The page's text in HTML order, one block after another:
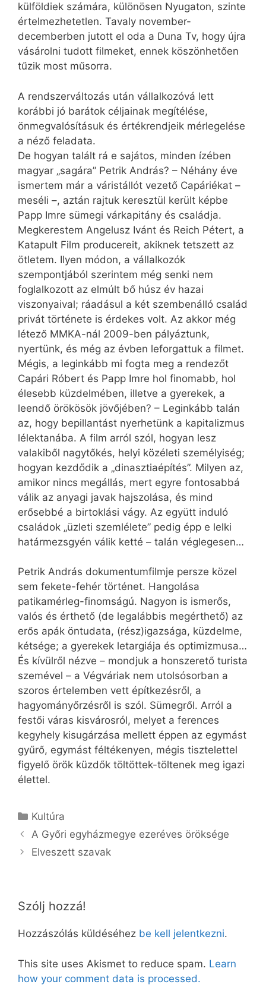
külföldiek számára, különösen Nyugaton, szinte
értelmezhetetlen. Tavaly november-
decemberben jutott el oda a Duna Tv, hogy újra
vásárolni tudott filmeket, ennek köszönhetően
tűzik most műsorra.
A rendszerváltozás után vállalkozóvá lett
korábbi jó barátok céljainak megítélése,
önmegvalósításuk és értékrendjeik mérlegelése
a néző feladata.
De hogyan talált rá e sajátos, minden ízében
magyar „sagára” Petrik András? – Néhány éve
ismertem már a váristállót vezető Capáriékat –
meséli –, aztán rajtuk keresztül került képbe
Papp Imre sümegi várkapitány és családja.
Megkerestem Angelusz Ivánt és Reich Pétert, a
Katapult Film producereit, akiknek tetszett az
ötletem. Ilyen módon, a vállalkozók
szempontjából szerintem még senki nem
foglalkozott az elmúlt bő húsz év hazai
viszonyaival; ráadásul a két szembenálló család
privát története is érdekes volt. Az akkor még
létező MMKA-nál 2009-ben pályáztunk,
nyertünk, és még az évben leforgattuk a filmet.
Mégis, a leginkább mi fogta meg a rendezőt
Capári Róbert és Papp Imre hol finomabb, hol
élesebb küzdelmében, illetve a gyerekek, a
leendő örökösök jövőjében? – Leginkább talán
az, hogy bepillantást nyerhetünk a kapitalizmus
lélektanába. A film arról szól, hogyan lesz
valakiből nagytőkés, helyi közéleti személyiség;
hogyan kezdődik a „dinasztiaépítés”. Milyen az,
amikor nincs megállás, mert egyre fontosabbá
válik az anyagi javak hajszolása, és mind
erősebbé a birtoklási vágy. Az együtt induló
családok „üzleti szemlélete” pedig épp e lelki
határmezsgyén válik ketté – talán véglegesen…
Petrik András dokumentumfilmje persze közel
sem fekete-fehér történet. Hangolása
patikamérleg-finomságú. Nagyon is ismerős,
valós és érthető (de legalábbis megérthető) az
erős apák öntudata, (rész)igazsága, küzdelme,
kétsége; a gyerekek letargiája és optimizmusa…
És kívülről nézve – mondjuk a honszerető turista
szemével – a Végváriak nem utolsósorban a
szoros értelemben vett építkezésről, a
hagyományőrzésről is szól. Sümegről. Arról a
festői váras kisvárosról, melyet a ferences
kegyhely kisugárzása mellett éppen az egymást
gyűrő, egymást féltékenyen, mégis tisztelettel
figyelő örök küzdők töltöttek-töltenek meg igazi
élettel.
Kategória
Kultúra
A Győri egyházmegye ezeréves öröksége
Elveszett szavak
Szólj hozzá!
Hozzászólás küldéséhez be kell jelentkezni.
This site uses Akismet to reduce spam. Learn
how your comment data is processed.